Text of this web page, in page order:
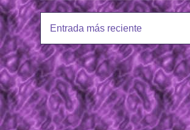
Entrada más reciente